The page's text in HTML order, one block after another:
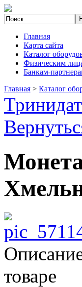
Главная
Карта сайта
Каталог
Физическим
Банкам-
Главная > Каталог
товаре